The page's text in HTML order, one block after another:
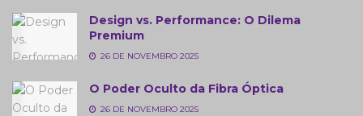
Design vs. Performance: O Dilema
Premium
26 DE NOVEMBRO 2025
O Poder Oculto da Fibra Óptica
26 DE NOVEMBRO 2025